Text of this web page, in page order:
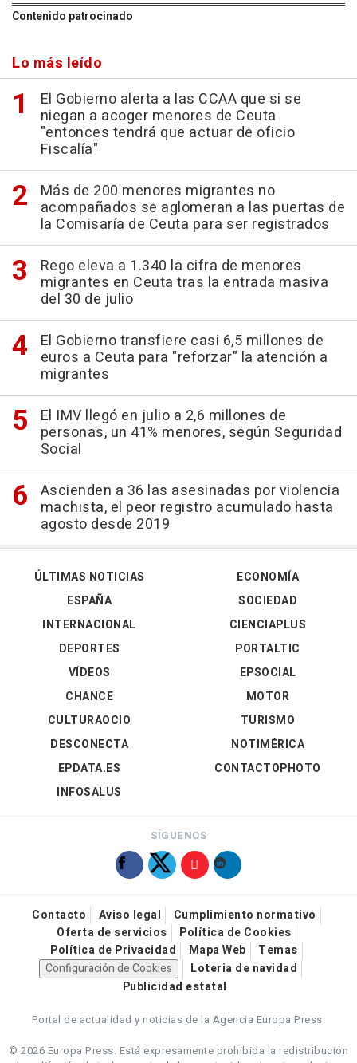
Contenido patrocinado
Lo más leído
El Gobierno alerta a las CCAA que si se
niegan a acoger menores de Ceuta
"entonces tendrá que actuar de oficio
Fiscalía"
Más de 200 menores migrantes no
acompañados se aglomeran a las puertas de
la Comisaría de Ceuta para ser registrados
Rego eleva a 1.340 la cifra de menores
migrantes en Ceuta tras la entrada masiva
del 30 de julio
El Gobierno transfiere casi 6,5 millones de
euros a Ceuta para "reforzar" la atención a
migrantes
El IMV llegó en julio a 2,6 millones de
personas, un 41% menores, según Seguridad
Social
Ascienden a 36 las asesinadas por violencia
machista, el peor registro acumulado hasta
agosto desde 2019
ÚLTIMAS NOTICIAS
ESPAÑA
INTERNACIONAL
DEPORTES
VÍDEOS
ECONOMÍA
SOCIEDAD
CIENCIAPLUS
PORTALTIC
EPSOCIAL
CHANCE
CULTURAOCIO
DESCONECTA
EPDATA.ES
INFOSALUS
MOTOR
TURISMO
NOTIMÉRICA
CONTACTOPHOTO
SÍGUENOS
Contacto Aviso legal
Cumplimiento normativo
Oferta de servicios
Política de Cookies
Política de Privacidad
Mapa Web
Temas
Configuración de Cookies
Loteria de navidad
Publicidad estatal
Portal de actualidad y noticias de la Agencia Europa Press.
© 2026 Europa Press. Está expresamente prohibida la redistribución